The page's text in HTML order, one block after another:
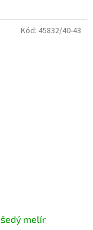
melír
Kód: 45832/40-43